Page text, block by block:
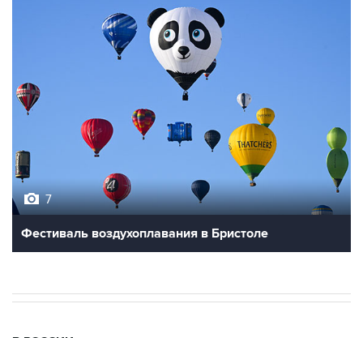
Фестиваль воздухоплавания в Бристоле